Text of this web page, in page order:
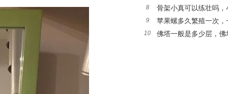
代表什么
8
骨架小真可以练壮吗
么？
9
苹果螺多久繁殖一次
吗？
10 佛塔一般是多少层，